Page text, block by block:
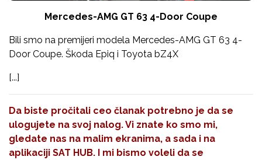
Mercedes-AMG GT 63 4-Door Coupe
Bili smo na premijeri modela Mercedes-AMG GT 63 4-
Door Coupe. Škoda Epiq i Toyota bZ4X
[...]
Da biste pročitali ceo članak potrebno je da se
ulogujete na svoj nalog. Vi znate ko smo mi,
gledate nas na malim ekranima, a sada i na
aplikaciji SAT HUB. I mi bismo voleli da se